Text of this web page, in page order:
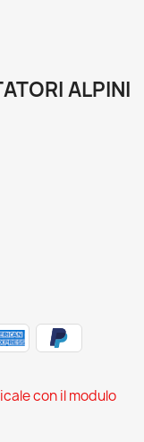
ALPINI
con il modulo